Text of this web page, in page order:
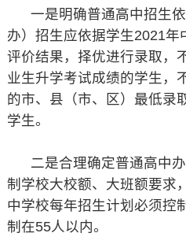
一是明确普通高中招生依
办）招生应依据学生2021年
评价结果，择优进行录取，
业生升学考试成绩的学生，
的市、县（市、区）最低录
学生。
二是合理确定普通高中办
制学校大校额、大班额要求
中学校每年招生计划必须控
制在55人以内。